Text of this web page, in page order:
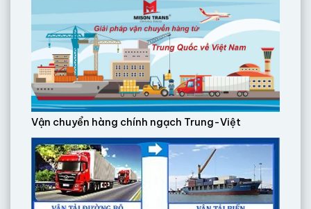
Vận chuyển hàng chính ngạch Trung-Việt